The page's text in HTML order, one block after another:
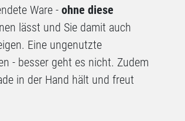
Ware - ohne diese
lässt und Sie damit auch
Eine ungenutzte
- besser geht es nicht. Zudem
in der Hand hält und freut